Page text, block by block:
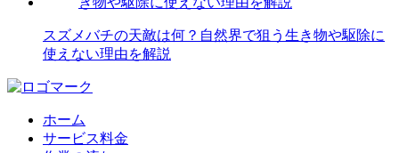
スズメバチの天敵は何？自然界で狙う生き物や駆除に
使えない理由を解説
ホーム
サービス料金